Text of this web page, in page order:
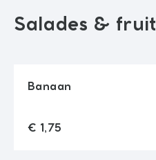
Salades & fruit
Banaan
Quantity
€ 1,75